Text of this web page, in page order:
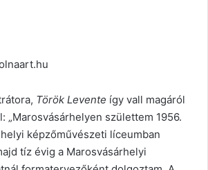
Török Levente így vall magáról
„Marosvásárhelyen születtem 1956.
képzőművészeti líceumban
tíz évig a Marosvásárhelyi